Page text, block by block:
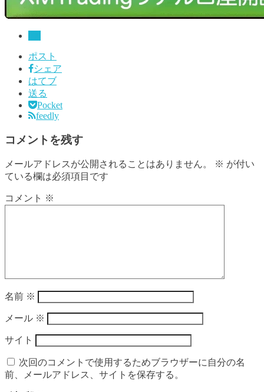
ポスト
シェア
はてブ
送る
Pocket
feedly
コメントを残す
メールアドレスが公開されることはありません。 ※ が付い
ている欄は必須項目です
コメント ※
名前 ※
メール ※
サイト
次回のコメントで使用するためブラウザーに自分の名
前、メールアドレス、サイトを保存する。